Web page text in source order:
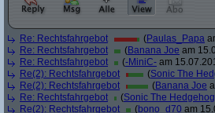
Re: Rechtsfahrgebot (Paulas_Papa
Re: Rechtsfahrgebot
(Banana Joe am
Re: Rechtsfahrgebot
(-MiniC- am
Re(2): Rechtsfahrgebot
(Sonic The
Re(2): Rechtsfahrgebot
(Banana Joe
Re: Rechtsfahrgebot
(Sonic The Hedgehog
Re(2): Rechtsfahrgebot
(bono_d70 am